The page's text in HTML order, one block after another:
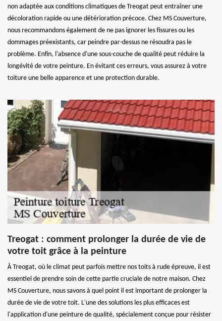
non adaptée aux conditions climatiques de Treogat peut entraîner une
décoloration rapide ou une détérioration précoce. Chez MS Couverture,
nous recommandons également de ne pas ignorer les fissures ou les
dommages préexistants, car peindre par-dessus ne résoudra pas le
problème. Enfin, l'absence d'une sous-couche de qualité peut réduire la
longévité de votre peinture. En évitant ces erreurs, vous assurez à votre
toiture une belle apparence et une protection durable.
Treogat : comment prolonger la durée de vie de
votre toit grâce à la peinture
À Treogat, où le climat peut parfois mettre nos toits à rude épreuve, il est
essentiel de prendre soin de cette partie cruciale de notre maison. Chez
MS Couverture, nous savons à quel point il est important de prolonger la
durée de vie de votre toit. L'une des solutions les plus efficaces est
l'application d'une peinture de qualité, spécialement conçue pour résister